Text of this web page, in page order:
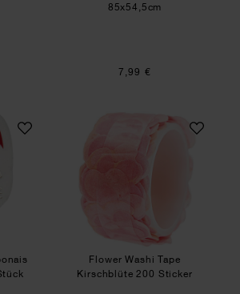
85x54,5cm
7,99 €
Jardin Japonais Katze 33x33cm 20
Flower Washi
Flower Washi Tape
Kirschblüte 200 Sticker